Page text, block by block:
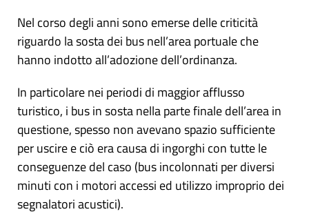
Nel corso degli anni sono emerse delle criticità
riguardo la sosta dei bus nell’area portuale che
hanno indotto all’adozione dell’ordinanza.
In particolare nei periodi di maggior afflusso
turistico, i bus in sosta nella parte finale dell’area in
questione, spesso non avevano spazio sufficiente
per uscire e ciò era causa di ingorghi con tutte le
conseguenze del caso (bus incolonnati per diversi
minuti con i motori accessi ed utilizzo improprio dei
segnalatori acustici).